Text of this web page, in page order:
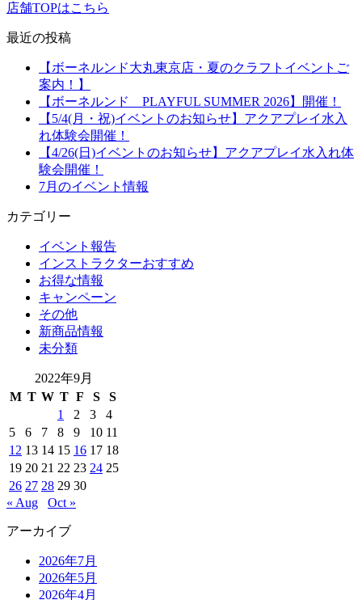
店舗TOPはこちら
最近の投稿
【ボーネルンド大丸東京店・夏のクラフトイベントご
案内！】
【ボーネルンド PLAYFUL SUMMER 2026】開催！
【5/4(月・祝)イベントのお知らせ】アクアプレイ水入
れ体験会開催！
【4/26(日)イベントのお知らせ】アクアプレイ水入れ体
験会開催！
7月のイベント情報
カテゴリー
イベント報告
インストラクターおすすめ
お得な情報
キャンペーン
その他
新商品情報
未分類
2022年9月
M T W T F S
S
1
2 3
4
5
6 7 8 9 10 11
12 13 14 15 16 17 18
19 20 21 22 23 24 25
26 27 28 29 30
« Aug
Oct »
アーカイブ
2026年7月
2026年5月
2026年4月